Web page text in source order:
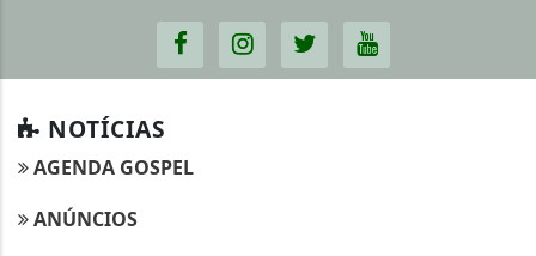
NOTÍCIAS
AGENDA GOSPEL
ANÚNCIOS